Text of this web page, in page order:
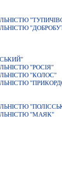
"РОСІЯ"
"КОЛОС"
"МАЯК"